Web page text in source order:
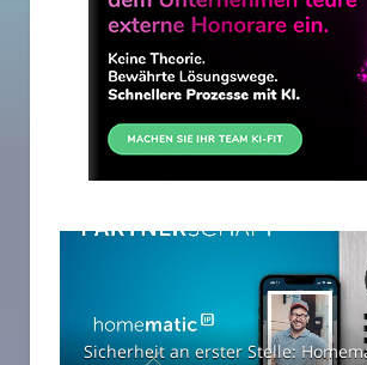
Sicherheit an erster Stelle: